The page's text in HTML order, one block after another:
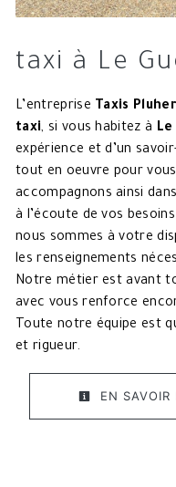
taxi à Le
L’entreprise Taxis
taxi, si vous habitez à Le
expérience et d’un
tout en oeuvre pour
accompagnons ainsi
à l’écoute de vos
nous sommes à votre
les renseignements
Notre métier est avant
avec vous renforce
Toute notre équipe est
et rigueur.
EN SAVOIR